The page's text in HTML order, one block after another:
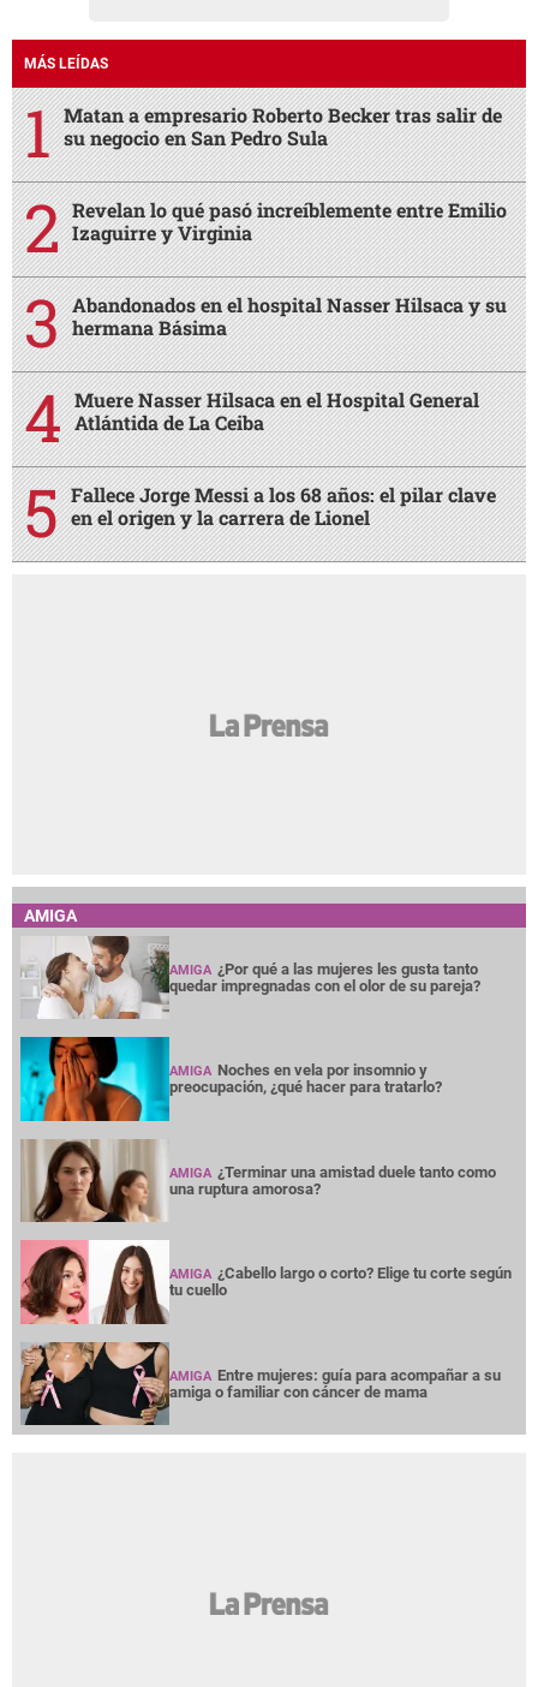
MÁS LEÍDAS
Matan a empresario Roberto Becker tras salir de
su negocio en San Pedro Sula
Revelan lo qué pasó increíblemente entre Emilio
Izaguirre y Virginia
Abandonados en el hospital Nasser Hilsaca y su
hermana Básima
Muere Nasser Hilsaca en el Hospital General
Atlántida de La Ceiba
Fallece Jorge Messi a los 68 años: el pilar clave
en el origen y la carrera de Lionel
AMIGA
AMIGA ¿Por qué a las mujeres les gusta tanto
quedar impregnadas con el olor de su pareja?
AMIGA Noches en vela por insomnio y
preocupación, ¿qué hacer para tratarlo?
AMIGA ¿Terminar una amistad duele tanto como
una ruptura amorosa?
AMIGA ¿Cabello largo o corto? Elige tu corte según
tu cuello
AMIGA Entre mujeres: guía para acompañar a su
amiga o familiar con cáncer de mama